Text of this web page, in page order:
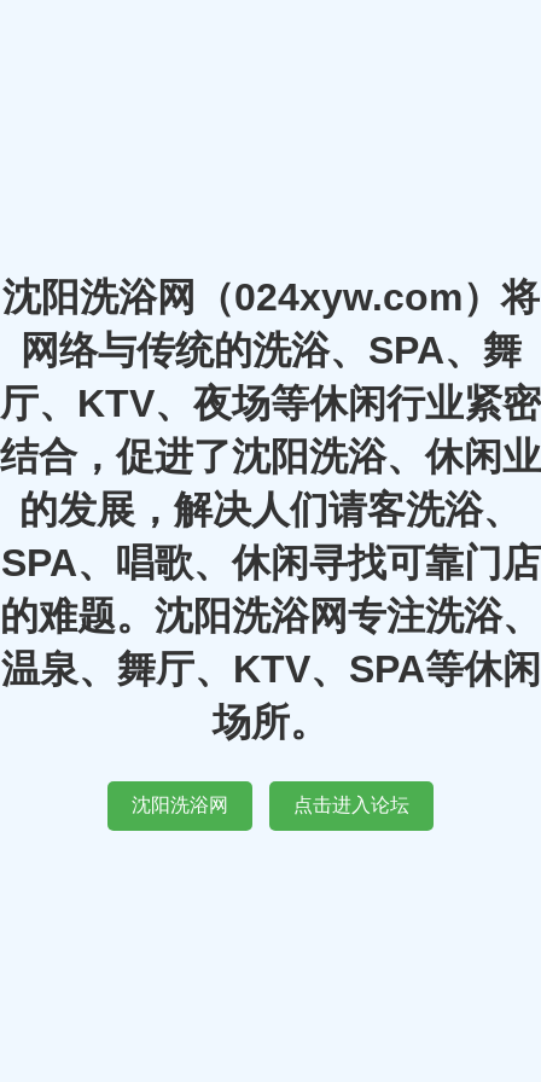
沈阳洗浴网（024xyw.com）将
网络与传统的洗浴、SPA、舞
厅、KTV、夜场等休闲行业紧密
结合，促进了沈阳洗浴、休闲业
的发展，解决人们请客洗浴、
SPA、唱歌、休闲寻找可靠门店
的难题。沈阳洗浴网专注洗浴、
温泉、舞厅、KTV、SPA等休闲
场所。
沈阳洗浴网 点击进入论坛